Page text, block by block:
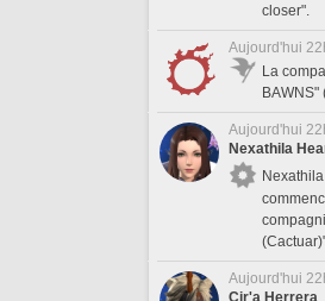
closer".
Aujourd'hui
La
BAWNS"
Aujourd'hui
Nexathila
Aujourd'hui
Cir'a Herrera